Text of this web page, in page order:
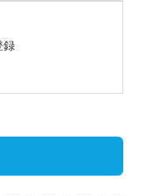
録